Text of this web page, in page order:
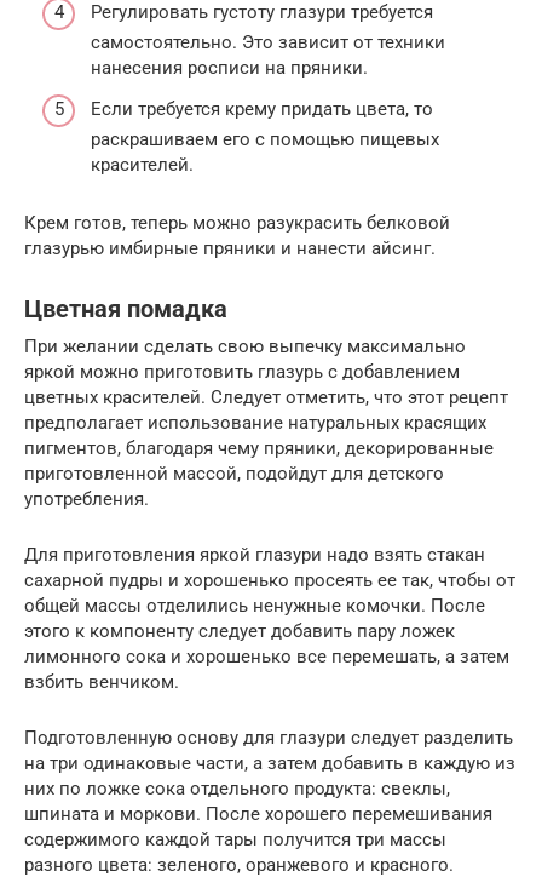
Регулировать густоту глазури требуется
самостоятельно. Это зависит от техники
нанесения росписи на пряники.
Если требуется крему придать цвета, то
раскрашиваем его с помощью пищевых
красителей.
Крем готов, теперь можно разукрасить белковой
глазурью имбирные пряники и нанести айсинг.
Цветная помадка
При желании сделать свою выпечку максимально
яркой можно приготовить глазурь с добавлением
цветных красителей. Следует отметить, что этот рецепт
предполагает использование натуральных красящих
пигментов, благодаря чему пряники, декорированные
приготовленной массой, подойдут для детского
употребления.
Для приготовления яркой глазури надо взять стакан
сахарной пудры и хорошенько просеять ее так, чтобы от
общей массы отделились ненужные комочки. После
этого к компоненту следует добавить пару ложек
лимонного сока и хорошенько все перемешать, а затем
взбить венчиком.
Подготовленную основу для глазури следует разделить
на три одинаковые части, а затем добавить в каждую из
них по ложке сока отдельного продукта: свеклы,
шпината и моркови. После хорошего перемешивания
содержимого каждой тары получится три массы
разного цвета: зеленого, оранжевого и красного.